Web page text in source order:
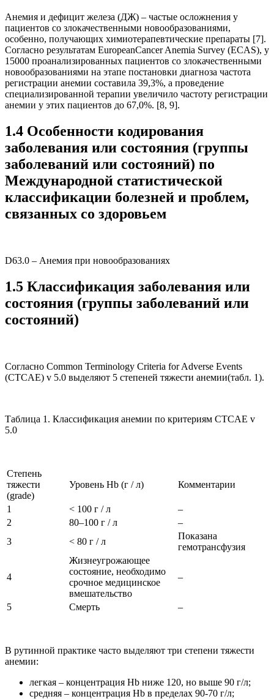
Анемия и дефицит железа (ДЖ) – частые осложнения у
пациентов со злокачественными новообразованиями,
особенно, получающих химиотерапевтические препараты [7].
Согласно результатам EuropeanCancer Anemia Survey (ECAS), у
15000 проанализированных пациентов со злокачественными
новообразованиями на этапе постановки диагноза частота
регистрации анемии составила 39,3%, а проведение
специализированной терапии увеличило частоту регистрации
анемии у этих пациентов до 67,0%. [8, 9].
1.4 Особенности кодирования
заболевания или состояния (группы
заболеваний или состояний) по
Международной статистической
классификации болезней и проблем,
связанных со здоровьем
D63.0 – Анемия при новообразованиях
1.5 Классификация заболевания или
состояния (группы заболеваний или
состояний)
Согласно Common Terminology Criteria for Adverse Events
(CTCAE) v 5.0 выделяют 5 степеней тяжести анемии(табл. 1).
Таблица 1. Классификация анемии по критериям CTCAE v
5.0
Степень
тяжести
(grade)
Уровень Hb (г / л) Комментарии
1 < 100 г / л
–
2
80–100 г / л
–
3
< 80 г / л
Показана
гемотрансфузия
4
Жизнеугрожающее
состояние, необходимо
срочное медицинское
вмешательство
–
5 Смерть –
В рутинной практике часто выделяют три степени тяжести
анемии:
легкая – концентрация Hb ниже 120, но выше 90 г/л;
средняя – концентрация Hb в пределах 90-70 г/л;